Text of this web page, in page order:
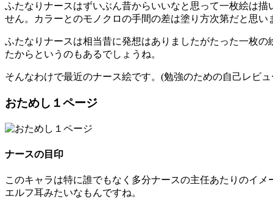
ふたなりナースはずいぶん昔からいいなと思って一枚絵は
せん。カラーとのモノクロの手間の差は塗り方次第だと思い
ふたなりナースは相当昔に発想はありましたがたった一枚
たからというのもあるでしょうね。
そんなわけで最近のナース絵です。(勉強のための自己レビ
おためし１ページ
ナースの目印
このキャラは特に誰でもなく多分ナースの主任あたりのイ
エルフ耳みたいなもんですね。